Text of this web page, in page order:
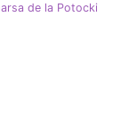
de la Potocki